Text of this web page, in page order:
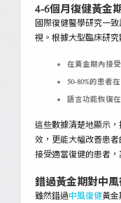
4-6個月復健黃金
國際復健醫學研究一
視。根據大型臨床研究
在黃金期內接
50-80%的患者
語言功能恢復
這些數據清楚地顯示
效，更能大幅改善患
接受適當復健的患者
錯過黃金期對中
雖然錯過中風復健黃